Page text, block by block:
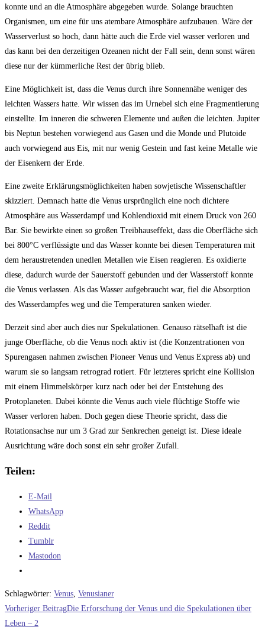
konnte und an die Atmosphäre abgegeben wurde. Solange brauchten
Organismen, um eine für uns atembare Atmosphäre aufzubauen. Wäre der
Wasserverlust so hoch, dann hätte auch die Erde viel wasser verloren und
das kann bei den derzeitigen Ozeanen nicht der Fall sein, denn sonst wären
diese nur der kümmerliche Rest der übrig blieb.
Eine Möglichkeit ist, dass die Venus durch ihre Sonnennähe weniger des
leichten Wassers hatte. Wir wissen das im Urnebel sich eine Fragmentierung
einstellte. Im inneren die schweren Elemente und außen die leichten. Jupiter
bis Neptun bestehen vorwiegend aus Gasen und die Monde und Plutoide
auch vorwiegend aus Eis, mit nur wenig Gestein und fast keine Metalle wie
der Eisenkern der Erde.
Eine zweite Erklärungsmöglichkeiten haben sowjetische Wissenschaftler
skizziert. Demnach hatte die Venus ursprünglich eine noch dichtere
Atmosphäre aus Wasserdampf und Kohlendioxid mit einem Druck von 260
Bar. Sie bewirkte einen so großen Treibhauseffekt, dass die Oberfläche sich
bei 800°C verflüssigte und das Wasser konnte bei diesen Temperaturen mit
dem heraustretenden unedlen Metallen wie Eisen reagieren. Es oxidierte
diese, dadurch wurde der Sauerstoff gebunden und der Wasserstoff konnte
die Venus verlassen. Als das Wasser aufgebraucht war, fiel die Absorption
des Wasserdampfes weg und die Temperaturen sanken wieder.
Derzeit sind aber auch dies nur Spekulationen. Genauso rätselhaft ist die
junge Oberfläche, ob die Venus noch aktiv ist (die Konzentrationen von
Spurengasen nahmen zwischen Pioneer Venus und Venus Express ab) und
warum sie so langsam retrograd rotiert. Für letzteres spricht eine Kollision
mit einem Himmelskörper kurz nach oder bei der Entstehung des
Protoplaneten. Dabei könnte die Venus auch viele flüchtige Stoffe wie
Wasser verloren haben. Doch gegen diese Theorie spricht, dass die
Rotationsachse nur um 3 Grad zur Senkrechen geneigt ist. Diese ideale
Ausrichtung wäre doch sonst ein sehr großer Zufall.
Teilen:
E-Mail
WhatsApp
Reddit
Tumblr
Mastodon
Schlagwörter: Venus, Venusianer
Weitere
Artikel
Vorheriger BeitragDie Erforschung der Venus und die Spekulationen über
Leben – 2